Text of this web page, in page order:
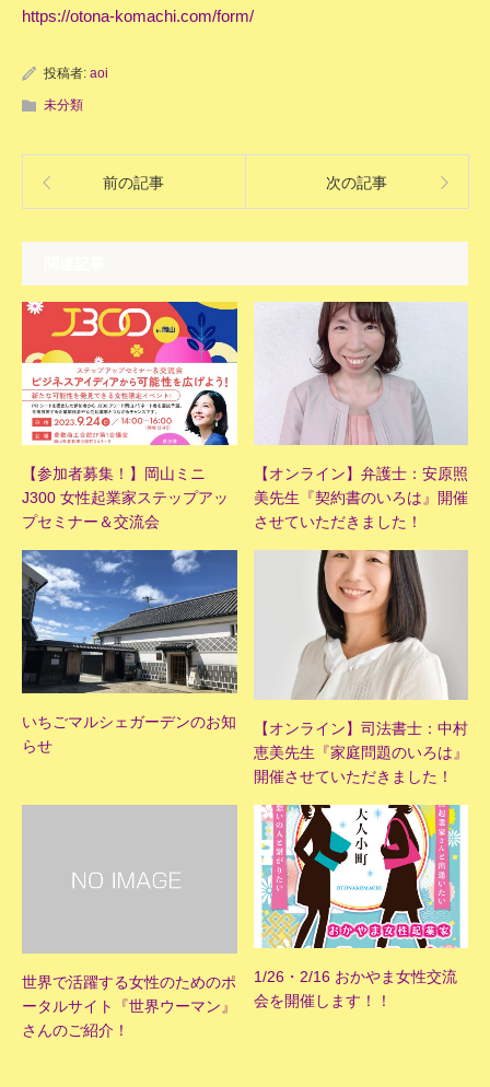
https://otona-komachi.com/form/
投稿者: aoi
未分類
前の記事 次の記事
【参加者募集！】岡山ミニ
J300 女性起業家ステップアッ
プセミナー＆交流会
【オンライン】弁護士：安原照
美先生『契約書のいろは』開催
させていただきました！
いちごマルシェガーデンのお知
らせ
【オンライン】司法書士：中村
恵美先生『家庭問題のいろは』
開催させていただきました！
世界で活躍する女性のためのポ
ータルサイト『世界ウーマン』
さんのご紹介！
1/26・2/16 おかやま女性交流
会を開催します！！